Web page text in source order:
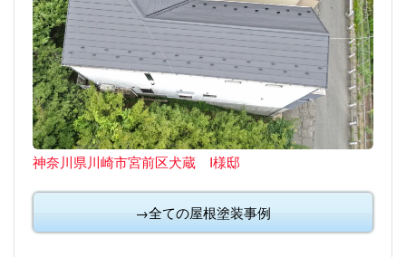
神奈川県川崎市宮前区犬蔵 I様邸
→全ての屋根塗装事例